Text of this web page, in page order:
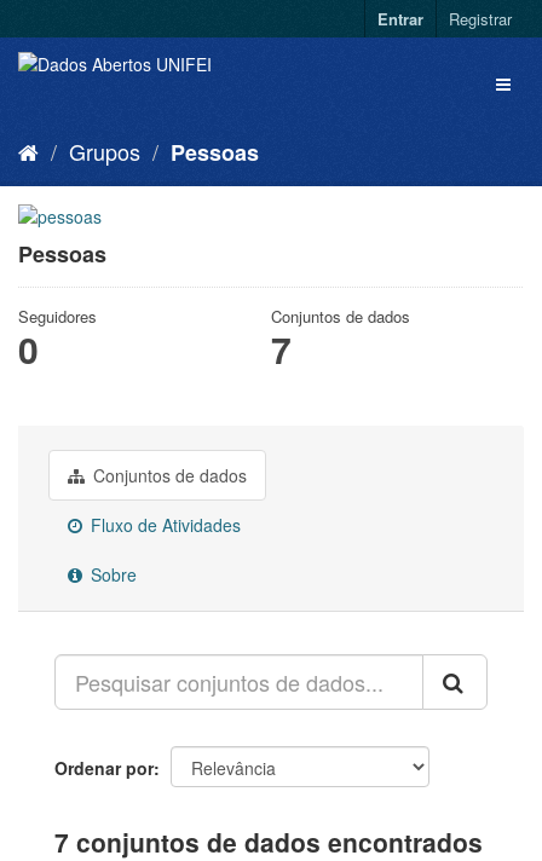
Entrar Registrar
Grupos Pessoas
Pessoas
Seguidores
0
Conjuntos de dados
7
Conjuntos de dados
Fluxo de Atividades
Sobre
Ordenar por
7 conjuntos de dados encontrados